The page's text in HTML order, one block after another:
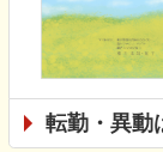
転勤・異動